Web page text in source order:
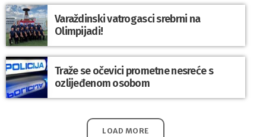
Varaždinski vatrogasci srebrni na
Olimpijadi!
Traže se očevici prometne nesreće s
ozlijeđenom osobom
LOAD MORE